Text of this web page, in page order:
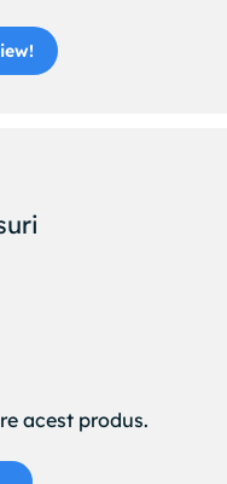
acest produs.